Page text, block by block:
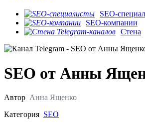
SEO-
SEO-компании
Стена
SEO от Анны
Автор Анна Ященко
Категория SEO